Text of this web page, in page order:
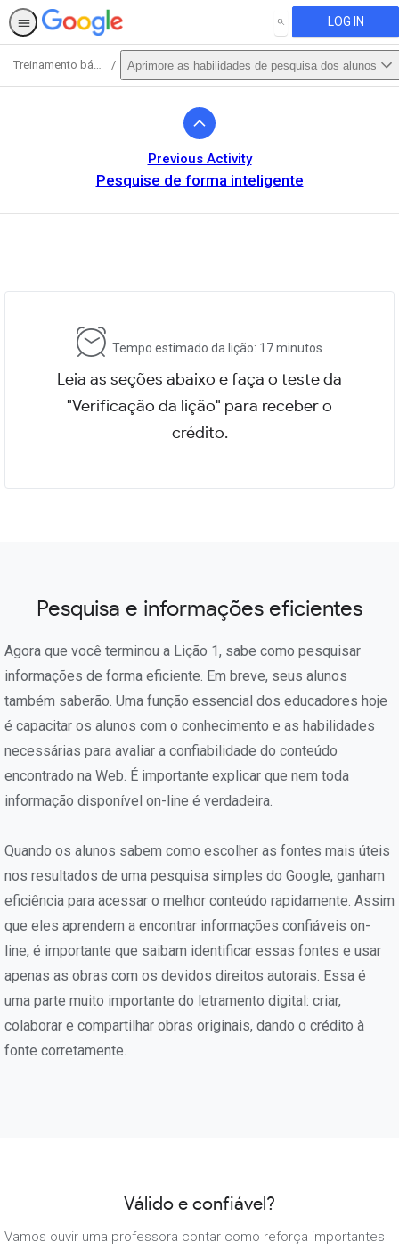
SEARCH LOG IN
Treinamento básico Aprimore as habilidades de pesquisa dos alunos
Previous Activity
Pesquise de forma inteligente
Tempo estimado da lição: 17 minutos
Leia as seções abaixo e faça o teste da
"Verificação da lição" para receber o
crédito.
Pesquisa e informações eficientes
Agora que você terminou a Lição 1, sabe como pesquisar
informações de forma eficiente. Em breve, seus alunos
também saberão. Uma função essencial dos educadores hoje
é capacitar os alunos com o conhecimento e as habilidades
necessárias para avaliar a confiabilidade do conteúdo
encontrado na Web. É importante explicar que nem toda
informação disponível on-line é verdadeira.
Quando os alunos sabem como escolher as fontes mais úteis
nos resultados de uma pesquisa simples do Google, ganham
eficiência para acessar o melhor conteúdo rapidamente. Assim
que eles aprendem a encontrar informações confiáveis on-
line, é importante que saibam identificar essas fontes e usar
apenas as obras com os devidos direitos autorais. Essa é
uma parte muito importante do letramento digital: criar,
colaborar e compartilhar obras originais, dando o crédito à
fonte corretamente.
Válido e confiável?
Vamos ouvir uma professora contar como reforça importantes